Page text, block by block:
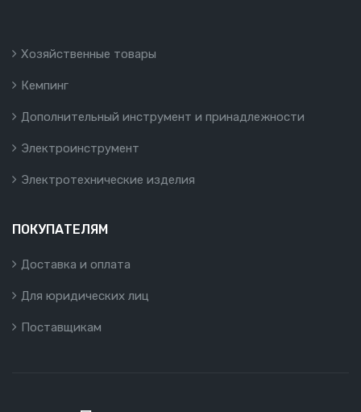
Хозяйственные товары
Кемпинг
Дополнительный инструмент и принадлежности
Электроинструмент
Электротехнические изделия
ПОКУПАТЕЛЯМ
Доставка и оплата
Для юридических лиц
Поставщикам